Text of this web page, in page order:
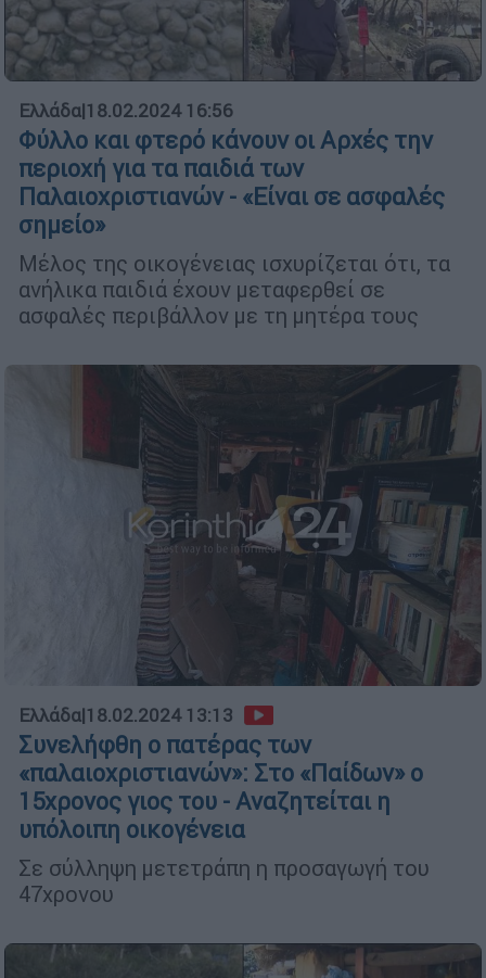
Ελλάδα|18.02.2024 16:56
Φύλλο και φτερό κάνουν οι Αρχές την
περιοχή για τα παιδιά των
Παλαιοχριστιανών - «Είναι σε ασφαλές
σημείο»
Μέλος της οικογένειας ισχυρίζεται ότι, τα
ανήλικα παιδιά έχουν μεταφερθεί σε
ασφαλές περιβάλλον με τη μητέρα τους
Ελλάδα|18.02.2024 13:13
Συνελήφθη ο πατέρας των
«παλαιοχριστιανών»: Στο «Παίδων» ο
15χρονος γιος του - Αναζητείται η
υπόλοιπη οικογένεια
Σε σύλληψη μετετράπη η προσαγωγή του
47χρονου